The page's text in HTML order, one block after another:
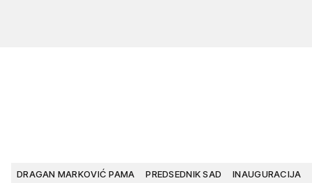
DRAGAN MARKOVIĆ PAMA PREDSEDNIK SAD INAUGURACIJA